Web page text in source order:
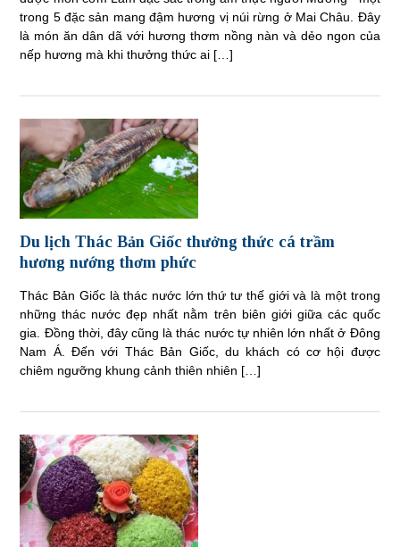
trong 5 đặc sản mang đậm hương vị núi rừng ở Mai Châu. Đây
là món ăn dân dã với hương thơm nồng nàn và dẻo ngon của
nếp hương mà khi thưởng thức ai […]
Du lịch Thác Bản Giốc thưởng thức cá trầm
hương nướng thơm phức
Thác Bản Giốc là thác nước lớn thứ tư thế giới và là một trong
những thác nước đẹp nhất nằm trên biên giới giữa các quốc
gia. Đồng thời, đây cũng là thác nước tự nhiên lớn nhất ở Đông
Nam Á. Đến với Thác Bản Giốc, du khách có cơ hội được
chiêm ngưỡng khung cảnh thiên nhiên […]